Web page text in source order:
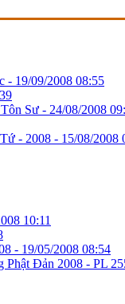
- 19/09/2008 08:55
Sư - 24/08/2008
- 2008 - 15/08/2008
10:11
- 19/05/2008 08:54
Phật Đản 2008 - PL